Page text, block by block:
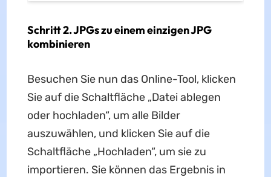
Schritt 2. JPGs zu einem einzigen JPG
kombinieren
Besuchen Sie nun das Online-Tool, klicken
Sie auf die Schaltfläche „Datei ablegen
oder hochladen“, um alle Bilder
auszuwählen, und klicken Sie auf die
Schaltfläche „Hochladen“, um sie zu
importieren. Sie können das Ergebnis in